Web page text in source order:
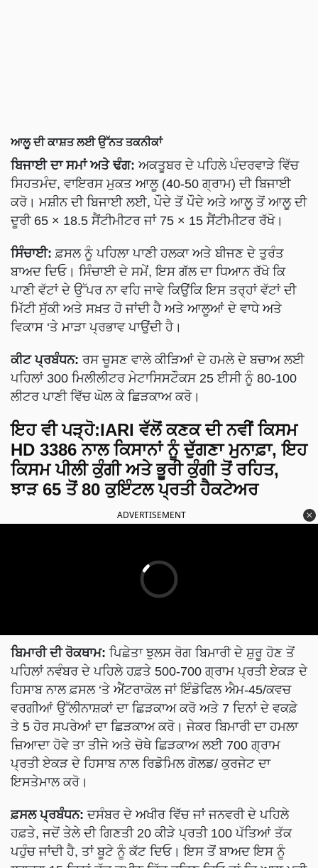
ਆਲੂ ਦੀ ਕਾਸ਼ਤ ਲਈ ਉੱਨਤ ਤਕਨੀਕਾਂ
ਬਿਜਾਈ ਦਾ ਸਮਾਂ ਅਤੇ ਢੰਗ: ਅਕਤੂਬਰ ਦੇ ਪਹਿਲੇ ਪੰਦਰਵਾੜੇ ਵਿੱਚ
ਸਿਹਤਮੰਦ, ਵਾਇਰਸ ਮੁਕਤ ਆਲੂ (40-50 ਗ੍ਰਾਮ) ਦੀ ਬਿਜਾਈ
ਕਰੋ। ਮਸ਼ੀਨ ਦੀ ਬਿਜਾਈ ਲਈ, ਪੌਦੇ ਤੋਂ ਪੌਦੇ ਅਤੇ ਆਲੂ ਤੋਂ ਆਲੂ ਦੀ
ਦੂਰੀ 65 × 18.5 ਸੈਂਟੀਮੀਟਰ ਜਾਂ 75 × 15 ਸੈਂਟੀਮੀਟਰ ਰੱਖੋ।
ਸਿੰਚਾਈ: ਫ਼ਸਲ ਨੂੰ ਪਹਿਲਾ ਪਾਣੀ ਹਲਕਾ ਅਤੇ ਬੀਜਣ ਦੇ ਤੁਰੰਤ
ਬਾਅਦ ਦਿਓ। ਸਿੰਚਾਈ ਦੇ ਸਮੇਂ, ਇਸ ਗੱਲ ਦਾ ਧਿਆਨ ਰੱਖੋ ਕਿ
ਪਾਣੀ ਵੱਟਾਂ ਦੇ ਉੱਪਰ ਨਾ ਵਹਿ ਜਾਵੇ ਕਿਉਂਕਿ ਇਸ ਤਰ੍ਹਾਂ ਵੱਟਾਂ ਦੀ
ਮਿੱਟੀ ਸੁੱਕੀ ਅਤੇ ਸਖ਼ਤ ਹੋ ਜਾਂਦੀ ਹੈ ਅਤੇ ਆਲੂਆਂ ਦੇ ਵਾਧੇ ਅਤੇ
ਵਿਕਾਸ ‘ਤੇ ਮਾੜਾ ਪ੍ਰਭਾਵ ਪਾਉਂਦੀ ਹੈ।
ਕੀਟ ਪ੍ਰਬੰਧਨ: ਰਸ ਚੂਸਣ ਵਾਲੇ ਕੀੜਿਆਂ ਦੇ ਹਮਲੇ ਦੇ ਬਚਾਅ ਲਈ
ਪਹਿਲਾਂ 300 ਮਿਲੀਲੀਟਰ ਮੇਟਾਸਿਸਟੌਕਸ 25 ਈਸੀ ਨੂੰ 80-100
ਲੀਟਰ ਪਾਣੀ ਵਿੱਚ ਘੋਲ ਕੇ ਛਿੜਕਾਅ ਕਰੋ।
ਇਹ ਵੀ ਪੜ੍ਹੋ:IARI ਵੱਲੋਂ ਕਣਕ ਦੀ ਨਵੀਂ ਕਿਸਮ
HD 3386 ਨਾਲ ਕਿਸਾਨਾਂ ਨੂੰ ਦੁੱਗਣਾ ਮੁਨਾਫ਼ਾ, ਇਹ
ਕਿਸਮ ਪੀਲੀ ਕੁੰਗੀ ਅਤੇ ਭੂਰੀ ਕੁੰਗੀ ਤੋਂ ਰਹਿਤ,
ਝਾੜ 65 ਤੋਂ 80 ਕੁਇੰਟਲ ਪ੍ਰਤੀ ਹੈਕਟੇਅਰ
ADVERTISEMENT
ਬਿਮਾਰੀ ਦੀ ਰੋਕਥਾਮ: ਪਿਛੇਤਾ ਝੁਲਸ ਰੋਗ ਬਿਮਾਰੀ ਦੇ ਸ਼ੁਰੂ ਹੋਣ ਤੋਂ
ਪਹਿਲਾਂ ਨਵੰਬਰ ਦੇ ਪਹਿਲੇ ਹਫ਼ਤੇ 500-700 ਗ੍ਰਾਮ ਪ੍ਰਤੀ ਏਕੜ ਦੇ
ਹਿਸਾਬ ਨਾਲ ਫ਼ਸਲ ‘ਤੇ ਐਂਟਰਾਕੋਲ ਜਾਂ ਇੰਡੋਫਿਲ ਐਮ-45/ਕਵਚ
ਵਰਗੀਆਂ ਉੱਲੀਨਾਸ਼ਕਾਂ ਦਾ ਛਿੜਕਾਅ ਕਰੋ ਅਤੇ 7 ਦਿਨਾਂ ਦੇ ਵਕਫ਼ੇ
ਤੇ 5 ਹੋਰ ਸਪਰੇਆਂ ਦਾ ਛਿੜਕਾਅ ਕਰੋ। ਜੇਕਰ ਬਿਮਾਰੀ ਦਾ ਹਮਲਾ
ਜ਼ਿਆਦਾ ਹੋਵੇ ਤਾ ਤੀਜੇ ਅਤੇ ਚੋਥੇ ਛਿੜਕਾਅ ਲਈ 700 ਗ੍ਰਾਮ
ਪ੍ਰਤੀ ਏਕੜ ਦੇ ਹਿਸਾਬ ਨਾਲ ਰਿਡੋਮਿਲ ਗੋਲਡ/ ਕੁਰਜੇਟ ਦਾ
ਇਸਤੇਮਾਲ ਕਰੋ।
ਫ਼ਸਲ ਪ੍ਰਬੰਧਨ: ਦਸੰਬਰ ਦੇ ਅਖੀਰ ਵਿੱਚ ਜਾਂ ਜਨਵਰੀ ਦੇ ਪਹਿਲੇ
ਹਫ਼ਤੇ, ਜਦੋਂ ਤੇਲੇ ਦੀ ਗਿਣਤੀ 20 ਕੀੜੇ ਪ੍ਰਤੀ 100 ਪੱਤਿਆਂ ਤੱਕ
ਪਹੁੰਚ ਜਾਂਦੀ ਹੈ, ਤਾਂ ਬੂਟੇ ਨੂੰ ਕੱਟ ਦਿਓ। ਇਸ ਤੋਂ ਬਾਅਦ ਇਸ ਨੂੰ